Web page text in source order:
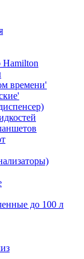
времени'
до 100 л